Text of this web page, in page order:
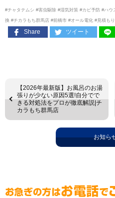
#チャタテムシ #害虫駆除 #湿気対策 #カビ予防 #ハ
換 #チカラもち群馬店 #前橋市 #オール電化 #見積も
Share ツイート
【2026年最新版】お風呂のお湯
張りが少ない原因5選!自分でで
きる対処法をプロが徹底解説|チ
カラもち群馬店
お知ら